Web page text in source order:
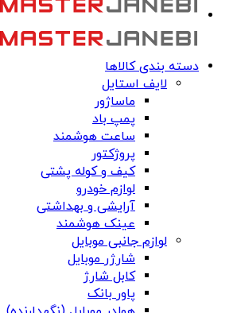
دسته بندی کالاها
لایف استایل
ماساژور
پمپ باد
ساعت هوشمند
پروژکتور
کیف و کوله پشتی
لوازم خودرو
آرایشی و بهداشتی
عینک هوشمند
لوازم جانبی موبایل
شارژر موبایل
کابل شارژ
پاور بانک